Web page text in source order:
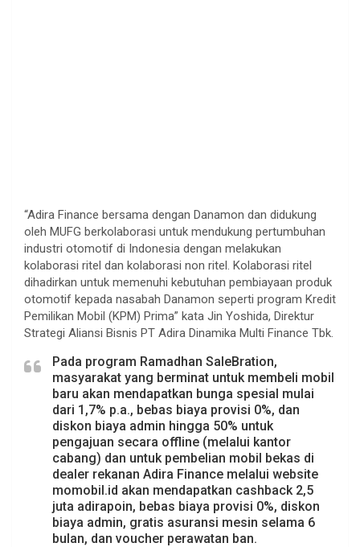
“Adira Finance bersama dengan Danamon dan didukung
oleh MUFG berkolaborasi untuk mendukung pertumbuhan
industri otomotif di Indonesia dengan melakukan
kolaborasi ritel dan kolaborasi non ritel. Kolaborasi ritel
dihadirkan untuk memenuhi kebutuhan pembiayaan produk
otomotif kepada nasabah Danamon seperti program Kredit
Pemilikan Mobil (KPM) Prima” kata Jin Yoshida, Direktur
Strategi Aliansi Bisnis PT Adira Dinamika Multi Finance Tbk.
Pada program Ramadhan SaleBration,
masyarakat yang berminat untuk membeli mobil
baru akan mendapatkan bunga spesial mulai
dari 1,7% p.a., bebas biaya provisi 0%, dan
diskon biaya admin hingga 50% untuk
pengajuan secara offline (melalui kantor
cabang) dan untuk pembelian mobil bekas di
dealer rekanan Adira Finance melalui website
momobil.id akan mendapatkan cashback 2,5
juta adirapoin, bebas biaya provisi 0%, diskon
biaya admin, gratis asuransi mesin selama 6
bulan, dan voucher perawatan ban.